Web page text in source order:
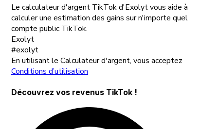
Le calculateur d'argent TikTok d'Exolyt vous aide à
calculer une estimation des gains sur n'importe quel
compte public TikTok.
Exolyt
#exolyt
En utilisant le Calculateur d'argent, vous acceptez
Conditions d’utilisation
Découvrez vos revenus TikTok !